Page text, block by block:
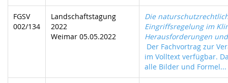
FGSV
002/134
Landschaftstagung
2022
Weimar 05.05.2022
Die
Eingriffsregelung im
Herausforderungen
Der Fachvortrag zur
im Volltext verfügbar.
alle Bilder und Formel...